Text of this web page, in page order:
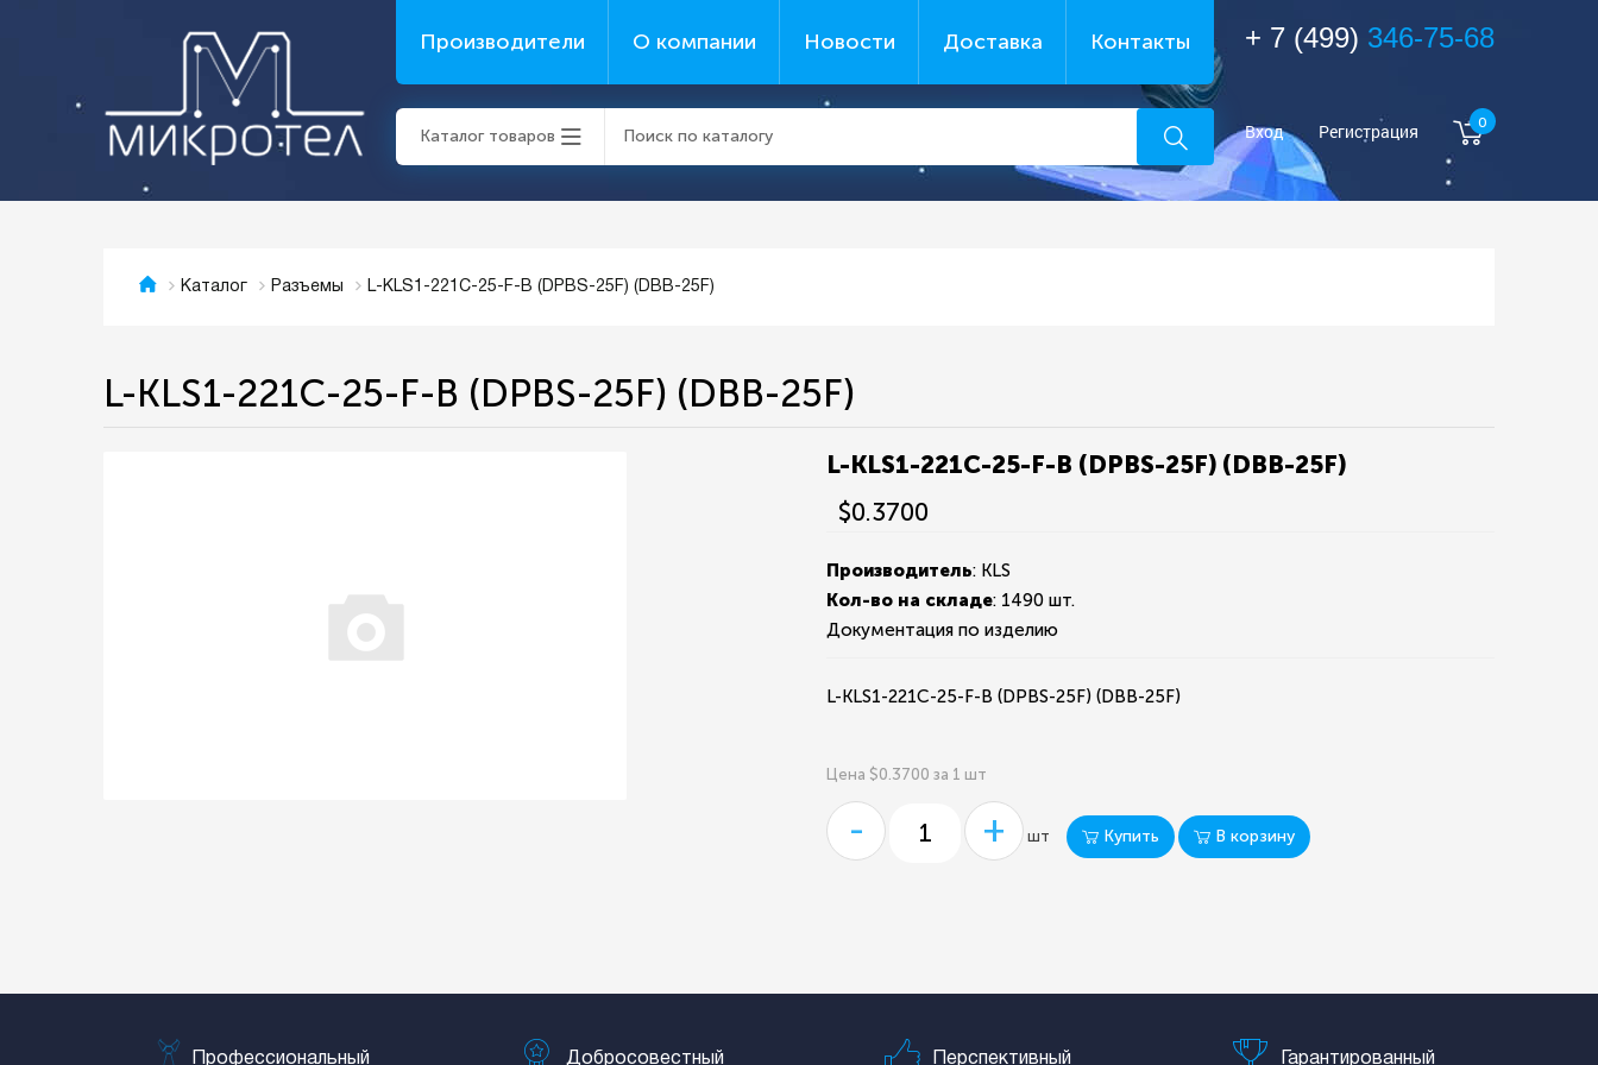
Производители О компании Новости Доставка Контакты
Каталог товаров
+ 7 (499) 346-75-68
Вход Регистрация 0
Каталог Разъемы L-KLS1-221C-25-F-B (DPBS-25F) (DBB-25F)
L-KLS1-221C-25-F-B (DPBS-25F) (DBB-25F)
L-KLS1-221C-25-F-B (DPBS-25F) (DBB-25F)
$0.3700
Производитель: KLS
Кол-во на складе: 1490 шт.
Документация по изделию
L-KLS1-221C-25-F-B (DPBS-25F) (DBB-25F)
Цена $0.3700 за 1 шт
- + шт Купить В корзину
Профессиональный Добросовестный Перспективный Гарантированный